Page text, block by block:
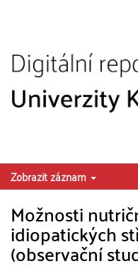
Zobrazit záznam
Možnosti
idiopatických
(observační